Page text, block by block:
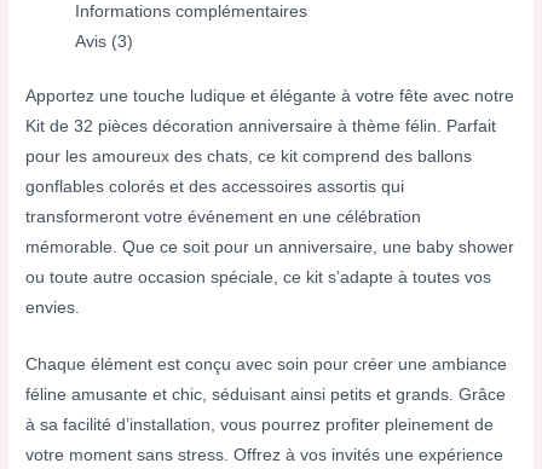
Informations complémentaires
Avis (3)
Apportez une touche ludique et élégante à votre fête avec notre
Kit de 32 pièces décoration anniversaire à thème félin. Parfait
pour les amoureux des chats, ce kit comprend des ballons
gonflables colorés et des accessoires assortis qui
transformeront votre événement en une célébration
mémorable. Que ce soit pour un anniversaire, une baby shower
ou toute autre occasion spéciale, ce kit s’adapte à toutes vos
envies.
Chaque élément est conçu avec soin pour créer une ambiance
féline amusante et chic, séduisant ainsi petits et grands. Grâce
à sa facilité d’installation, vous pourrez profiter pleinement de
votre moment sans stress. Offrez à vos invités une expérience